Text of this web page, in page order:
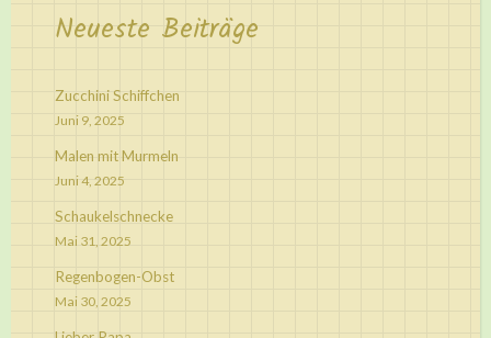
Neueste Beiträge
Zucchini Schiffchen
Juni 9, 2025
Malen mit Murmeln
Juni 4, 2025
Schaukelschnecke
Mai 31, 2025
Regenbogen-Obst
Mai 30, 2025